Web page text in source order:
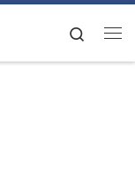
Search